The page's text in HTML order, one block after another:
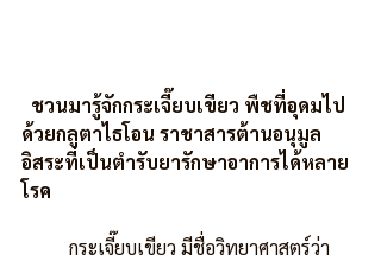
ชวนมารู้จักกระเจี๊ยบเขียว พืชที่อุดมไป
ด้วยกลูตาไธโอน ราชาสารต้านอนุมูล
อิสระที่เป็นตำรับยารักษาอาการได้หลาย
โรค
กระเจี๊ยบเขียว มีชื่อวิทยาศาสตร์ว่า